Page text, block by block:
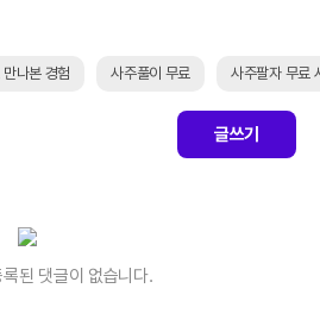
나본 경험 사주풀이 무료 사주팔자 무료
글쓰기
된 댓글이 없습니다.